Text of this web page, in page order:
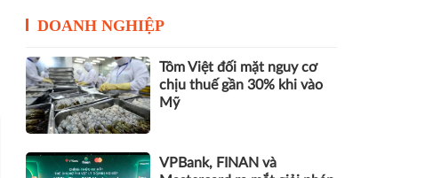
DOANH NGHIỆP
Tôm Việt đối mặt nguy cơ
chịu thuế gần 30% khi vào
Mỹ
VPBank, FINAN và